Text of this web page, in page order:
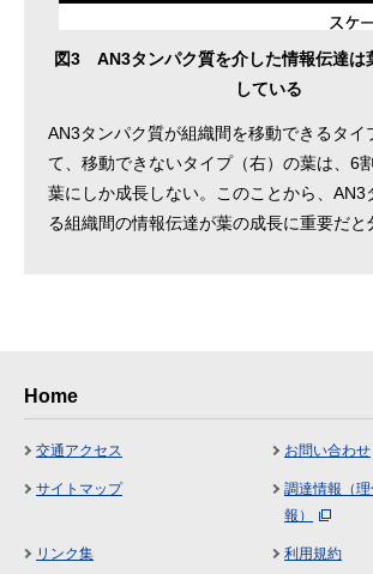
図3 AN3タンパク質を介した情報伝達は
している
AN3タンパク質が組織間を移動できるタイ
て、移動できないタイプ（右）の葉は、6
葉にしか成長しない。このことから、AN3
る組織間の情報伝達が葉の成長に重要だと
Home
交通アクセス お問い合わせ
サイトマップ
調達情報（
報）
リンク集 利用規約